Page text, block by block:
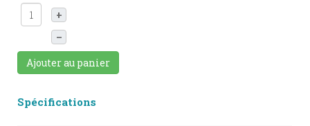
+
–
Ajouter au panier
Spécifications